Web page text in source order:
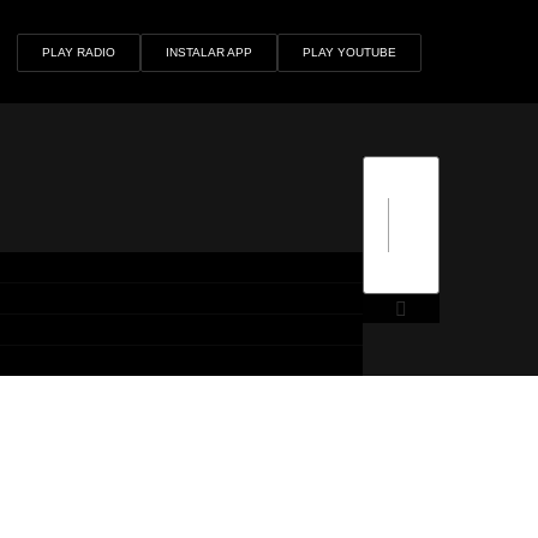
PLAY RADIO INSTALAR APP PLAY YOUTUBE